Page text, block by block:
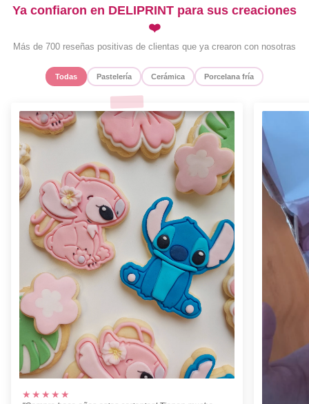
Ya confiaron en DELIPRINT para sus creaciones
❤️
Más de 700 reseñas positivas de clientas que ya crearon con nosotras
Todas Pastelería Cerámica Porcelana fría
★★★★★